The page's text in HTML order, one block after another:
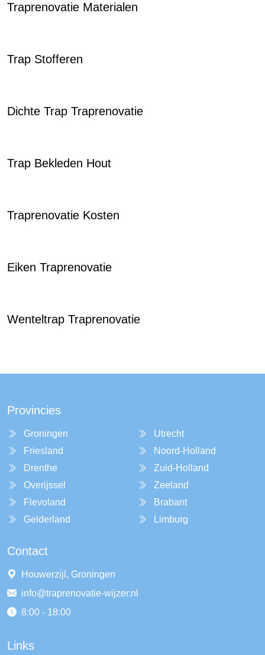
Traprenovatie Materialen
Trap Stofferen
Dichte Trap Traprenovatie
Trap Bekleden Hout
Traprenovatie Kosten
Eiken Traprenovatie
Wenteltrap Traprenovatie
Provincies
Groningen
Friesland
Drenthe
Overijssel
Flevoland
Gelderland
Utrecht
Noord-Holland
Zuid-Holland
Zeeland
Brabant
Limburg
Contact
Houwerzijl, Groningen
info@traprenovatie-wijzer.nl
8:00 - 18:00
Links